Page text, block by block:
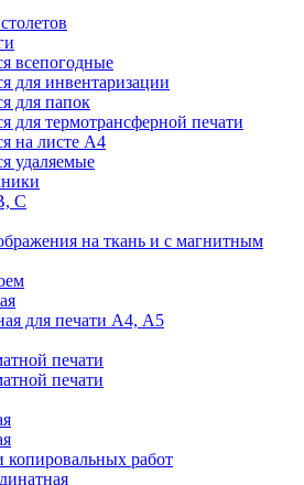
всепогодные
для инвентаризации
для папок
для термотрансферной печати
на листе А4
удаляемые
С
на ткань и с магнитным
для печати А4, А5
печати
печати
копировальных работ